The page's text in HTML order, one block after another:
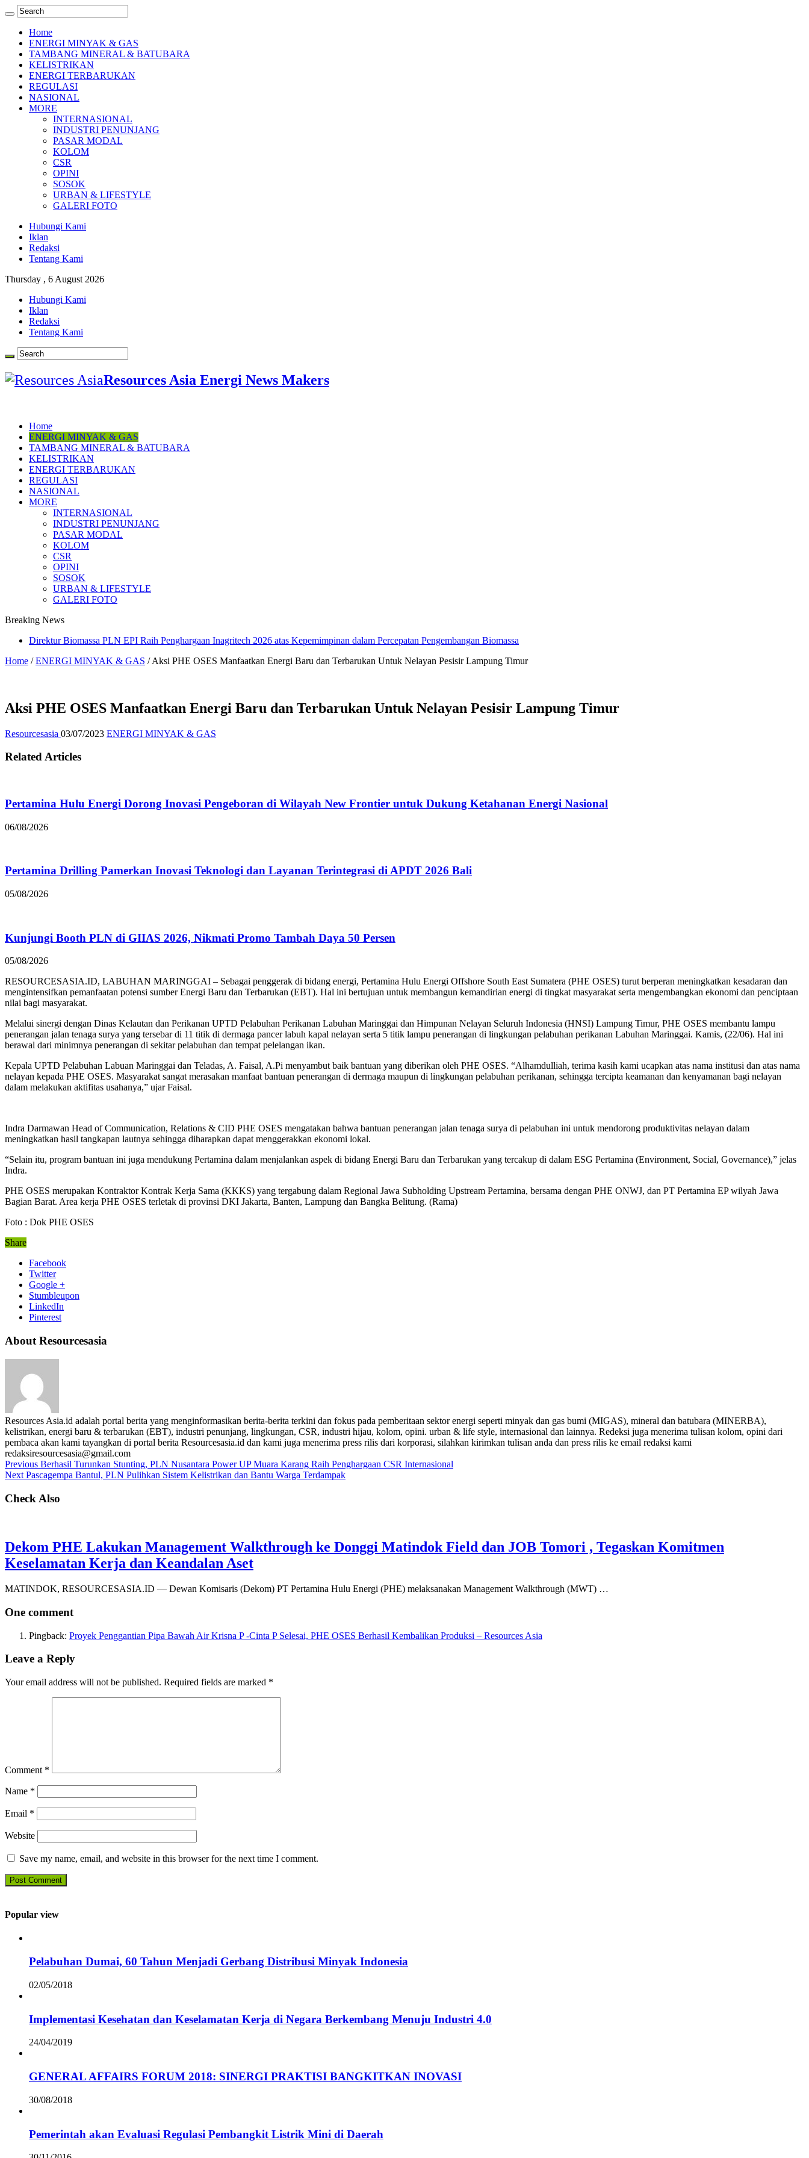
Home
ENERGI MINYAK & GAS
TAMBANG MINERAL & BATUBARA
KELISTRIKAN
ENERGI TERBARUKAN
REGULASI
NASIONAL
MORE
INTERNASIONAL
INDUSTRI PENUNJANG
PASAR MODAL
KOLOM
CSR
OPINI
SOSOK
URBAN & LIFESTYLE
GALERI FOTO
Hubungi Kami
Iklan
Redaksi
Tentang Kami
Thursday , 6 August 2026
Hubungi Kami
Iklan
Redaksi
Tentang Kami
Resources Asia Energi News Makers
Home
ENERGI MINYAK & GAS
TAMBANG MINERAL & BATUBARA
KELISTRIKAN
ENERGI TERBARUKAN
REGULASI
NASIONAL
MORE
INTERNASIONAL
INDUSTRI PENUNJANG
PASAR MODAL
KOLOM
CSR
OPINI
SOSOK
URBAN & LIFESTYLE
GALERI FOTO
Breaking News
Direktur Biomassa PLN EPI Raih Penghargaan Inagritech 2026 atas Kepemimpinan dalam Percepatan Pengembangan Biomassa
Home / ENERGI MINYAK & GAS / Aksi PHE OSES Manfaatkan Energi Baru dan Terbarukan Untuk Nelayan Pesisir Lampung Timur
Aksi PHE OSES Manfaatkan Energi Baru dan Terbarukan Untuk Nelayan Pesisir Lampung Timur
Resourcesasia 03/07/2023 ENERGI MINYAK & GAS
Related Articles
Pertamina Hulu Energi Dorong Inovasi Pengeboran di Wilayah New Frontier untuk Dukung Ketahanan Energi Nasional
06/08/2026
Pertamina Drilling Pamerkan Inovasi Teknologi dan Layanan Terintegrasi di APDT 2026 Bali
05/08/2026
Kunjungi Booth PLN di GIIAS 2026, Nikmati Promo Tambah Daya 50 Persen
05/08/2026
RESOURCESASIA.ID, LABUHAN MARINGGAI – Sebagai penggerak di bidang energi, Pertamina Hulu Energi Offshore South East Sumatera (PHE OSES) turut berperan meningkatkan kesadaran dan
mengintensifkan pemanfaatan potensi sumber Energi Baru dan Terbarukan (EBT). Hal ini bertujuan untuk membangun kemandirian energi di tingkat masyarakat serta mengembangkan ekonomi dan penciptaan
nilai bagi masyarakat.
Melalui sinergi dengan Dinas Kelautan dan Perikanan UPTD Pelabuhan Perikanan Labuhan Maringgai dan Himpunan Nelayan Seluruh Indonesia (HNSI) Lampung Timur, PHE OSES membantu lampu
penerangan jalan tenaga surya yang tersebar di 11 titik di dermaga pancer labuh kapal nelayan serta 5 titik lampu penerangan di lingkungan pelabuhan perikanan Labuhan Maringgai. Kamis, (22/06). Hal ini
berawal dari minimnya penerangan di sekitar pelabuhan dan tempat pelelangan ikan.
Kepala UPTD Pelabuhan Labuan Maringgai dan Teladas, A. Faisal, A.Pi menyambut baik bantuan yang diberikan oleh PHE OSES. “Alhamdulliah, terima kasih kami ucapkan atas nama institusi dan atas nama
nelayan kepada PHE OSES. Masyarakat sangat merasakan manfaat bantuan penerangan di dermaga maupun di lingkungan pelabuhan perikanan, sehingga tercipta keamanan dan kenyamanan bagi nelayan
dalam melakukan aktifitas usahanya,” ujar Faisal.
Indra Darmawan Head of Communication, Relations & CID PHE OSES mengatakan bahwa bantuan penerangan jalan tenaga surya di pelabuhan ini untuk mendorong produktivitas nelayan dalam
meningkatkan hasil tangkapan lautnya sehingga diharapkan dapat menggerakkan ekonomi lokal.
“Selain itu, program bantuan ini juga mendukung Pertamina dalam menjalankan aspek di bidang Energi Baru dan Terbarukan yang tercakup di dalam ESG Pertamina (Environment, Social, Governance),” jelas
Indra.
PHE OSES merupakan Kontraktor Kontrak Kerja Sama (KKKS) yang tergabung dalam Regional Jawa Subholding Upstream Pertamina, bersama dengan PHE ONWJ, dan PT Pertamina EP wilyah Jawa
Bagian Barat. Area kerja PHE OSES terletak di provinsi DKI Jakarta, Banten, Lampung dan Bangka Belitung. (Rama)
Foto : Dok PHE OSES
Share
Facebook
Twitter
Google +
Stumbleupon
LinkedIn
Pinterest
About Resourcesasia
Resources Asia.id adalah portal berita yang menginformasikan berita-berita terkini dan fokus pada pemberitaan sektor energi seperti minyak dan gas bumi (MIGAS), mineral dan batubara (MINERBA),
kelistrikan, energi baru & terbarukan (EBT), industri penunjang, lingkungan, CSR, industri hijau, kolom, opini. urban & life style, internasional dan lainnya. Redeksi juga menerima tulisan kolom, opini dari
pembaca akan kami tayangkan di portal berita Resourcesasia.id dan kami juga menerima press rilis dari korporasi, silahkan kirimkan tulisan anda dan press rilis ke email redaksi kami
redaksiresourcesasia@gmail.com
Previous Berhasil Turunkan Stunting, PLN Nusantara Power UP Muara Karang Raih Penghargaan CSR Internasional
Next Pascagempa Bantul, PLN Pulihkan Sistem Kelistrikan dan Bantu Warga Terdampak
Check Also
Dekom PHE Lakukan Management Walkthrough ke Donggi Matindok Field dan JOB Tomori , Tegaskan Komitmen
Keselamatan Kerja dan Keandalan Aset
MATINDOK, RESOURCESASIA.ID — Dewan Komisaris (Dekom) PT Pertamina Hulu Energi (PHE) melaksanakan Management Walkthrough (MWT) …
One comment
Pingback: Proyek Penggantian Pipa Bawah Air Krisna P -Cinta P Selesai, PHE OSES Berhasil Kembalikan Produksi – Resources Asia
Leave a Reply
Your email address will not be published. Required fields are marked *
Comment *
Name *
Email *
Website
Save my name, email, and website in this browser for the next time I comment.
Popular view
Pelabuhan Dumai, 60 Tahun Menjadi Gerbang Distribusi Minyak Indonesia
02/05/2018
Implementasi Kesehatan dan Keselamatan Kerja di Negara Berkembang Menuju Industri 4.0
24/04/2019
GENERAL AFFAIRS FORUM 2018: SINERGI PRAKTISI BANGKITKAN INOVASI
30/08/2018
Pemerintah akan Evaluasi Regulasi Pembangkit Listrik Mini di Daerah